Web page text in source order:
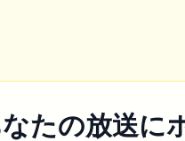
たの放送に